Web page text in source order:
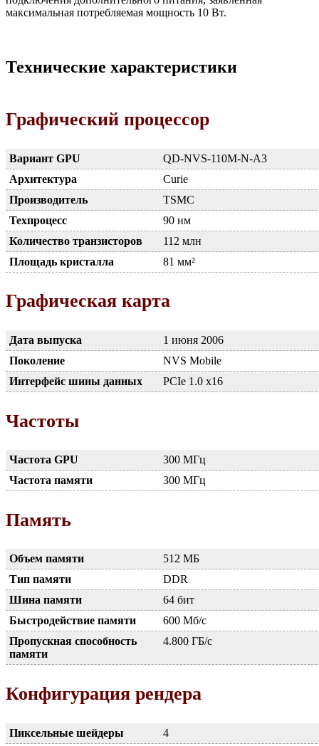
максимальная потребляемая мощность 10 Вт.
Технические характеристики
Графический процессор
Вариант GPU
QD-NVS-110M-N-A3
Архитектура
Curie
Производитель
TSMC
Техпроцесс
90 нм
Количество транзисторов
112 млн
Площадь кристалла
81 мм²
Графическая карта
Дата выпуска
1 июня 2006
Поколение
NVS Mobile
Интерфейс шины данных
PCIe 1.0 x16
Частоты
Частота GPU
300 МГц
Частота памяти
300 МГц
Память
Объем памяти
512 МБ
Тип памяти
DDR
Шина памяти
64 бит
Быстродействие памяти
600 Мб/с
Пропускная способность
памяти
4.800 ГБ/с
Конфигурация рендера
Пиксельные шейдеры
4